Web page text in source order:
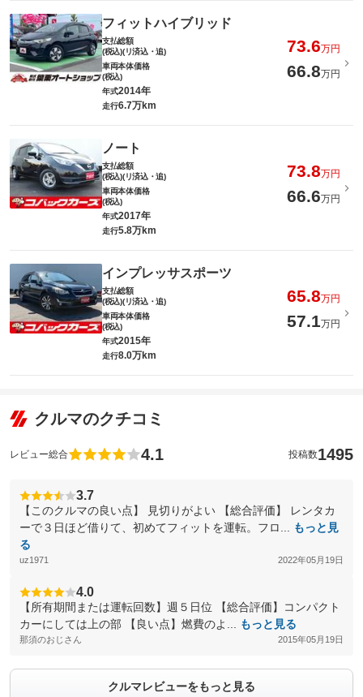
フィットハイブリッド
支払総額
(税込)(リ済込・追)
73.6万円
車両本体価格
(税込)
66.8万円
年式2014年
走行6.7万km
ノート
支払総額
(税込)(リ済込・追)
73.8万円
車両本体価格
(税込)
66.6万円
年式2017年
走行5.8万km
インプレッサスポーツ
支払総額
(税込)(リ済込・追)
65.8万円
車両本体価格
(税込)
57.1万円
年式2015年
走行8.0万km
クルマのクチコミ
レビュー総合 4.1 投稿数1495
3.7
【このクルマの良い点】 見切りがよい 【総合評価】 レンタカ
ーで３日ほど借りて、初めてフィットを運転。フロ...
もっと見
る
uz1971 2022年05月19日
4.0
【所有期間または運転回数】週５日位 【総合評価】コンパクト
カーにしては上の部 【良い点】燃費のよ...
もっと見る
那須のおじさん 2015年05月19日
クルマレビューをもっと見る